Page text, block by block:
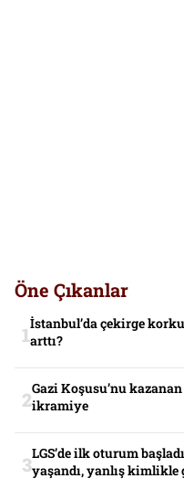
Öne Çıkanlar
İstanbul’da çekirge
arttı?
Gazi Koşusu’nu
ikramiye
LGS’de ilk oturum
yaşandı, yanlış